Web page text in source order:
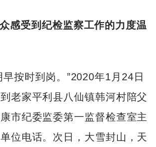
感受到纪检监察工作的力度温
早按时到岗。”2020年1月24日
老家平利县八仙镇韩河村陪父
市纪委监委第一监督检查室主
位电话。次日，大雪封山，天